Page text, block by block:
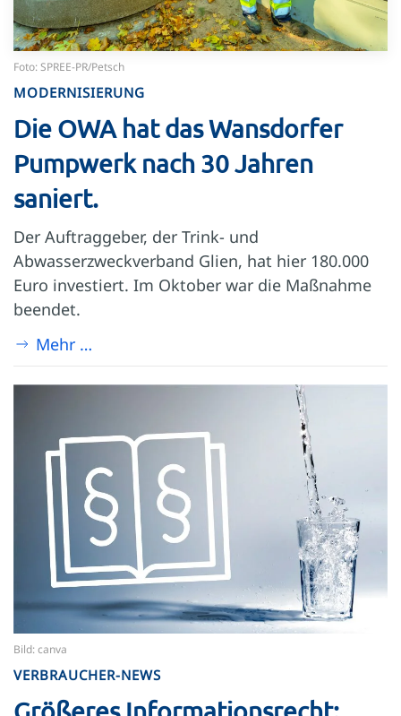
Foto: SPREE-PR/Petsch
MODERNISIERUNG
Die OWA hat das Wansdorfer
Pumpwerk nach 30 Jahren
saniert.
Der Auftraggeber, der Trink- und
Abwasserzweckverband Glien, hat hier 180.000
Euro investiert. Im Oktober war die Maßnahme
beendet.
Mehr …
Bild: canva
VERBRAUCHER-NEWS